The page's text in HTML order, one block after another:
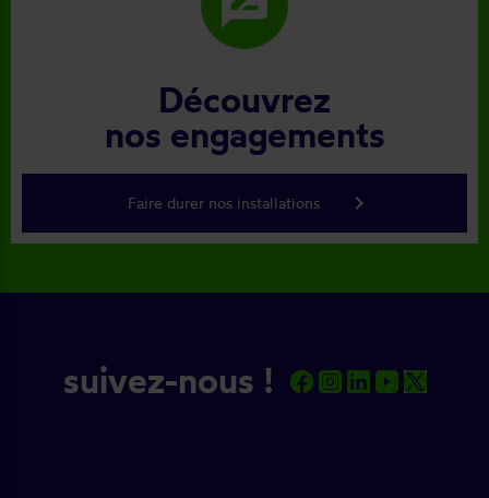
Découvrez
nos engagements
Faire durer nos installations keyboard_arrow_right
suivez-nous !